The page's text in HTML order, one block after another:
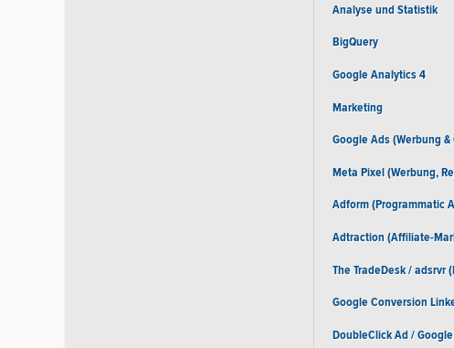
Analyse und Statistik
BigQuery
Google Analytics 4
Marketing
Google Ads (Werbung
Meta Pixel (Werbung,
Adform (Programmatic
Adtraction (Affiliate-
The TradeDesk / adsrvr
Google Conversion
DoubleClick Ad /